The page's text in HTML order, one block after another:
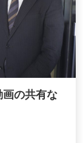
の共有な